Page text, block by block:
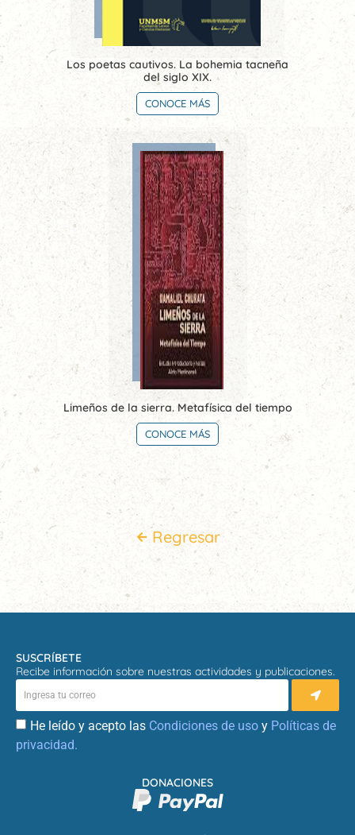
Los poetas cautivos. La bohemia tacneña
del siglo XIX.
CONOCE MÁS
Limeños de la sierra. Metafísica del tiempo
CONOCE MÁS
Regresar
SUSCRÍBETE
Recibe información sobre nuestras actividades y publicaciones.
He leído y acepto las Condiciones de uso y Políticas de
privacidad.
DONACIONES